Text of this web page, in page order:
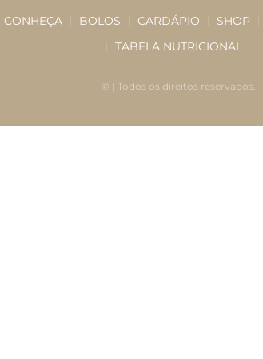
CONHEÇA BOLOS CARDÁPIO SHOP
TABELA NUTRICIONAL
© | Todos os direitos reservados.